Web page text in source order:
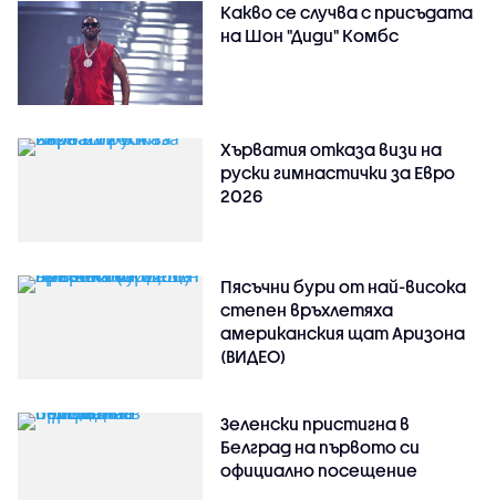
Какво се случва с присъдата
на Шон "Диди" Комбс
Хърватия отказа визи на
руски гимнастички за Евро
2026
Пясъчни бури от най-висока
степен връхлетяха
американския щат Аризона
(ВИДЕО)
Зеленски пристигна в
Белград на първото си
официално посещение